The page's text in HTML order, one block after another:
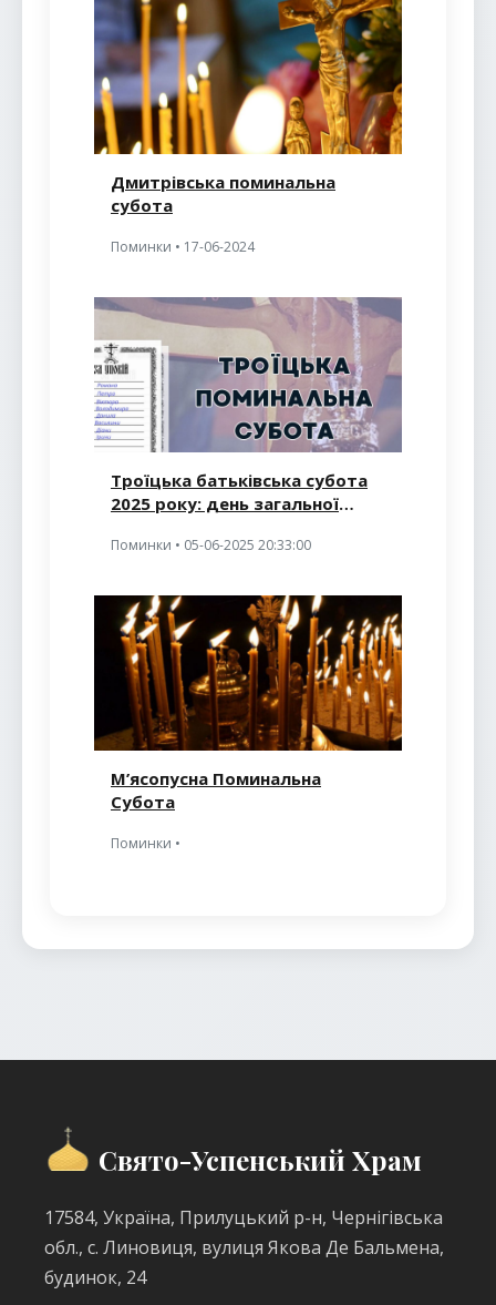
Дмитрівська поминальна
субота
Поминки • 17-06-2024
Троїцька батьківська субота
2025 року: день загальної
Поминки • 05-06-2025 20:33:00
М’ясопусна Поминальна
Субота
Поминки •
Свято-Успенський Храм
17584, Україна, Прилуцький р-н, Чернігівська
обл., с. Линовиця, вулиця Якова Де Бальмена,
будинок, 24